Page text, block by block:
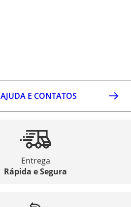
AJUDA E CONTATOS
Entrega
Rápida e Segura